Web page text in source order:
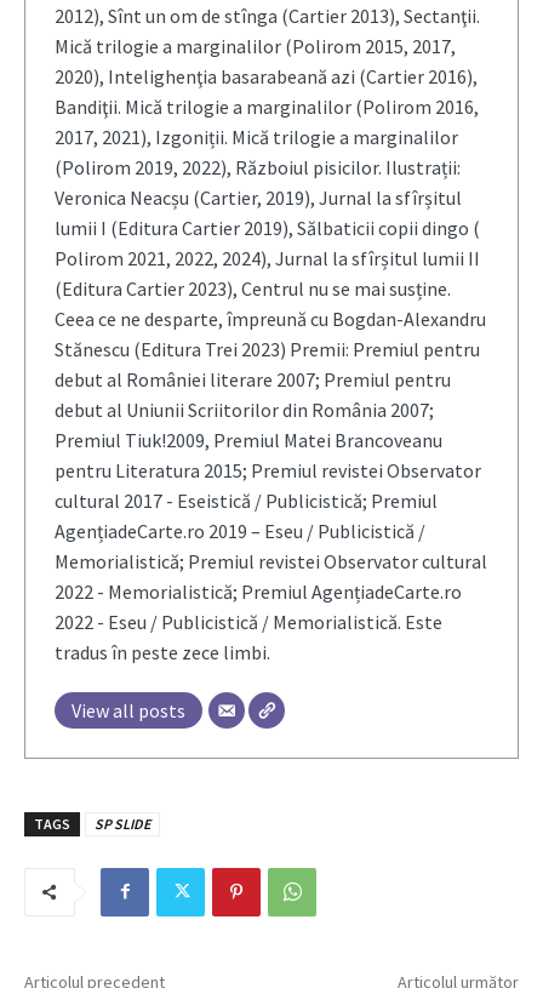
2012), Sînt un om de stînga (Cartier 2013), Sectanţii.
Mică trilogie a marginalilor (Polirom 2015, 2017,
2020), Intelighenţia basarabeană azi (Cartier 2016),
Bandiţii. Mică trilogie a marginalilor (Polirom 2016,
2017, 2021), Izgoniții. Mică trilogie a marginalilor
(Polirom 2019, 2022), Războiul pisicilor. Ilustrații:
Veronica Neacșu (Cartier, 2019), Jurnal la sfîrșitul
lumii I (Editura Cartier 2019), Sălbaticii copii dingo (
Polirom 2021, 2022, 2024), Jurnal la sfîrșitul lumii II
(Editura Cartier 2023), Centrul nu se mai susține.
Ceea ce ne desparte, împreună cu Bogdan-Alexandru
Stănescu (Editura Trei 2023) Premii: Premiul pentru
debut al României literare 2007; Premiul pentru
debut al Uniunii Scriitorilor din România 2007;
Premiul Tiuk!2009, Premiul Matei Brancoveanu
pentru Literatura 2015; Premiul revistei Observator
cultural 2017 - Eseistică / Publicistică; Premiul
AgențiadeCarte.ro 2019 – Eseu / Publicistică /
Memorialistică; Premiul revistei Observator cultural
2022 - Memorialistică; Premiul AgențiadeCarte.ro
2022 - Eseu / Publicistică / Memorialistică. Este
tradus în peste zece limbi.
View all posts
TAGS SP SLIDE
Articolul precedent Articolul următor